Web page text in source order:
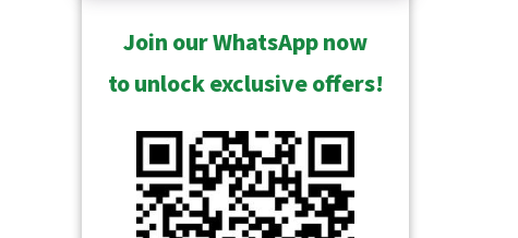
Join our WhatsApp now
to unlock exclusive offers!